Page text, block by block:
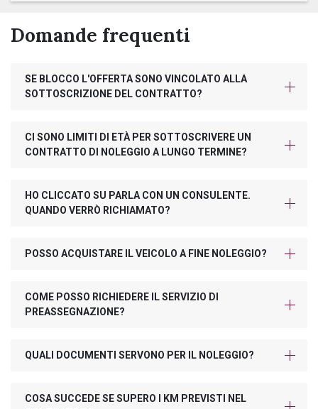
Domande frequenti
SE BLOCCO L'OFFERTA SONO VINCOLATO ALLA
SOTTOSCRIZIONE DEL CONTRATTO?
CI SONO LIMITI DI ETÀ PER SOTTOSCRIVERE UN
CONTRATTO DI NOLEGGIO A LUNGO TERMINE?
HO CLICCATO SU PARLA CON UN CONSULENTE.
QUANDO VERRÒ RICHIAMATO?
POSSO ACQUISTARE IL VEICOLO A FINE NOLEGGIO?
COME POSSO RICHIEDERE IL SERVIZIO DI
PREASSEGNAZIONE?
QUALI DOCUMENTI SERVONO PER IL NOLEGGIO?
COSA SUCCEDE SE SUPERO I KM PREVISTI NEL